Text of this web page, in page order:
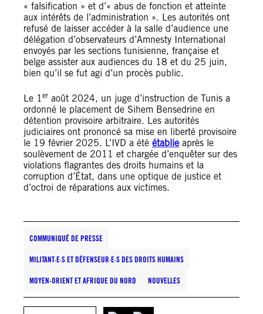
« falsification » et d’« abus de fonction et atteinte
aux intérêts de l’administration ». Les autorités ont
refusé de laisser accéder à la salle d’audience une
délégation d’observateurs d’Amnesty International
envoyés par les sections tunisienne, française et
belge assister aux audiences du 18 et du 25 juin,
bien qu’il se fut agi d’un procès public.
Le 1er août 2024, un juge d’instruction de Tunis a
ordonné le placement de Sihem Bensedrine en
détention provisoire arbitraire. Les autorités
judiciaires ont prononcé sa mise en liberté provisoire
le 19 février 2025. L’IVD a été établie après le
soulèvement de 2011 et chargée d’enquêter sur des
violations flagrantes des droits humains et la
corruption d’État, dans une optique de justice et
d’octroi de réparations aux victimes.
COMMUNIQUÉ DE PRESSE
MILITANT·E·S ET DÉFENSEUR·E·S DES DROITS HUMAINS
MOYEN-ORIENT ET AFRIQUE DU NORD NOUVELLES